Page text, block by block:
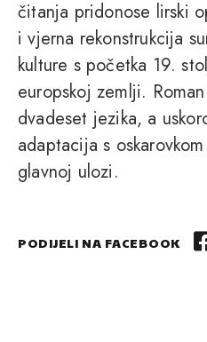
čitanja pridonose lirski
i vjerna rekonstrukcija
kulture s početka 19.
europskoj zemlji.
dvadeset jezika, a
adaptacija s
glavnoj ulozi.
PODIJELI NA FACEBOOK